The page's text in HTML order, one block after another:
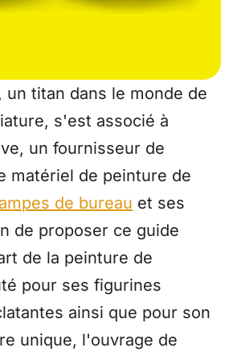
un titan dans le monde de
s'est associé à
un fournisseur de
matériel de peinture de
de bureau et ses
de proposer ce guide
de la peinture de
pour ses figurines
ainsi que pour son
unique, l'ouvrage de